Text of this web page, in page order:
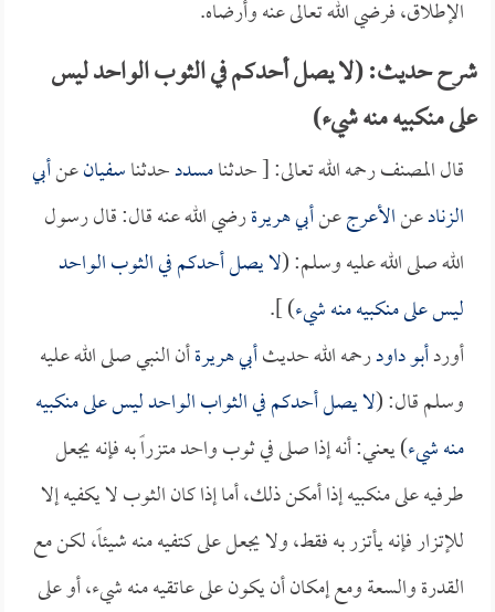
الإطلاق، فرضي الله تعالى عنه وأرضاه.
شرح حديث: (لا يصل أحدكم في الثوب الواحد ليس
على منكبيه منه شيء)
قال المصنف رحمه الله تعالى: [ حدثنامسددحدثناسفيانعنأبي
الزنادعنالأعرجعنأبي هريرةرضي الله عنه قال: قال رسول
الله صلى الله عليه وسلم: (لا يصل أحدكم في الثوب الواحد
ليس على منكبيه منه شيء) ].
أوردأبو داودرحمه الله حديثأبي هريرةأن النبي صلى الله عليه
وسلم قال: (لا يصل أحدكم في الثواب الواحد ليس على منكبيه
منه شيء) يعني: أنه إذا صلى في ثوب واحد متزراً به فإنه يجعل
طرفيه على منكبيه إذا أمكن ذلك، أما إذا كان الثوب لا يكفيه إلا
للإتزار فإنه يأتزر به فقط، ولا يجعل على كتفيه منه شيئاً، لكن مع
القدرة والسعة ومع إمكان أن يكون على عاتقيه منه شيء، أو على